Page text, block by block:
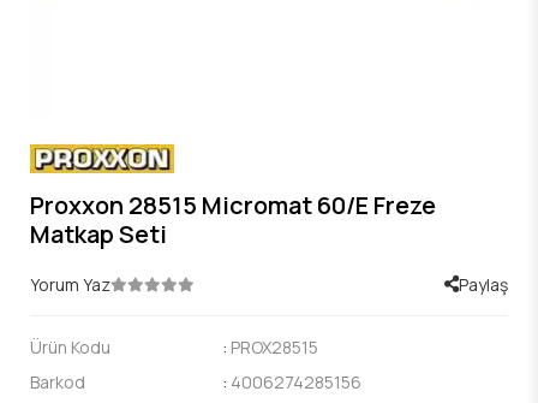
Proxxon 28515 Micromat 60/E Freze
Matkap Seti
Yorum Yaz Paylaş
Ürün Kodu : PROX28515
Barkod
: 4006274285156